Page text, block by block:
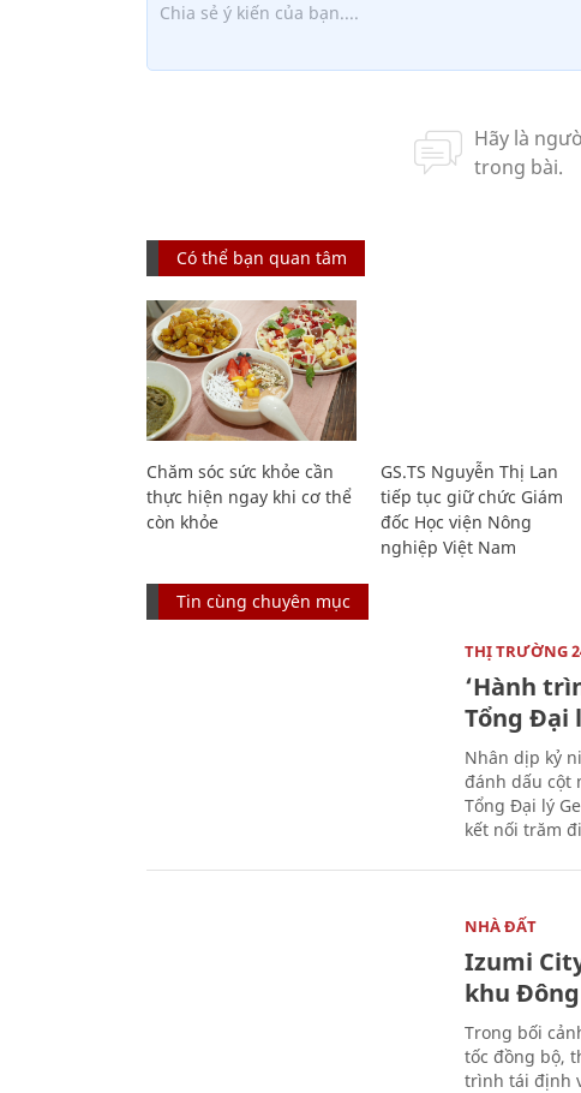
Có thể bạn quan tâm
Chăm sóc sức khỏe cần
thực hiện ngay khi cơ thể
còn khỏe
GS.TS Nguyễn Thị Lan
tiếp tục giữ chức Giám
đốc Học viện Nông
nghiệp Việt Nam
Tin cùng chuyên mục
THỊ TRƯỜNG
‘Hành
Tổng Đại
Nhân dịp kỷ
đánh dấu cột
Tổng Đại lý
kết nối trăm
NHÀ ĐẤT
Izumi
khu Đông
Trong bối
tốc đồng bộ,
trình tái định